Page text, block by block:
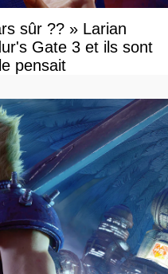
sûr ?? » Larian
Gate 3 et ils sont
pensait